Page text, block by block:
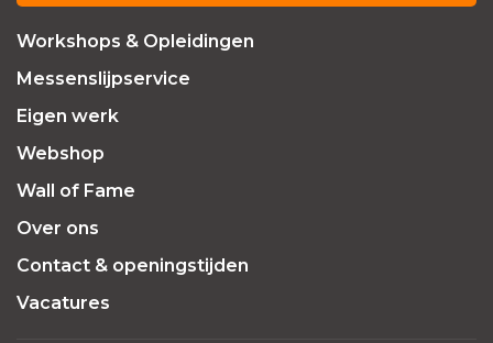
Workshops & Opleidingen
Messenslijpservice
Eigen werk
Webshop
Wall of Fame
Over ons
Contact & openingstijden
Vacatures